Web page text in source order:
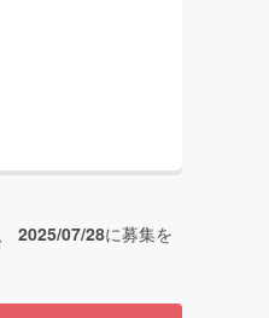
2025/07/28に募集を